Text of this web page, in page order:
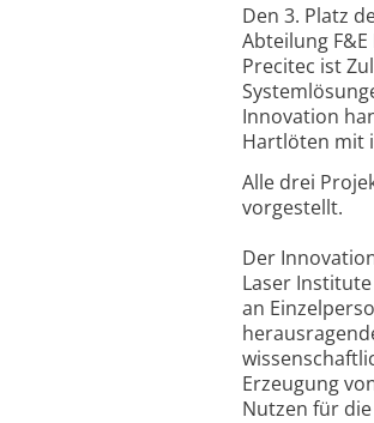
Den 3. Platz
Abteilung
Precitec ist
Innovation
Hartlöten mit
Alle drei
vorgestellt.
Der
Laser
an
Erzeugung
Nutzen für